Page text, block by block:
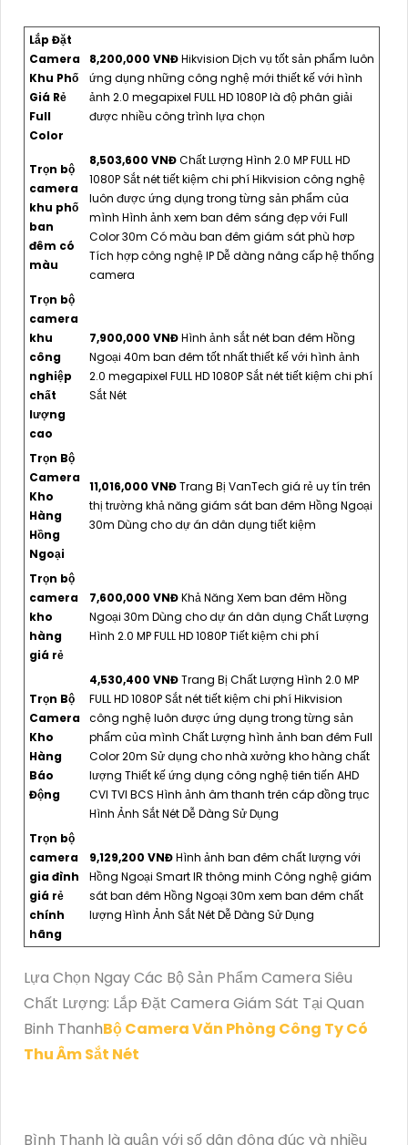
Lắp Đặt
Camera
Khu Phố
Giá Rẻ
Full
Color
8,200,000 VNĐHikvision Dịch vụ tốt sản phẩm luôn
ứng dụng những công nghệ mới thiết kế với hình
ảnh 2.0 megapixel FULL HD 1080P là độ phân giải
được nhiều công trình lựa chọn
Trọn bộ
camera
khu phố
ban
đêm có
màu
8,503,600 VNĐChất Lượng Hình 2.0 MP FULL HD
1080P Sắt nét tiết kiệm chi phí Hikvision công nghệ
luôn được ứng dụng trong từng sản phẩm của
mình Hình ảnh xem ban đêm sáng đẹp với Full
Color 30m Có màu ban đêm giám sát phù hơp
Tích hợp công nghệ IP Dễ dàng nâng cấp hệ thống
camera
Trọn bộ
camera
khu
công
nghiệp
chất
lượng
cao
7,900,000 VNĐHình ảnh sắt nét ban đêm Hồng
Ngoại 40m ban đêm tốt nhất thiết kế với hình ảnh
2.0 megapixel FULL HD 1080P Sắt nét tiết kiệm chi phí
Sắt Nét
Trọn Bộ
Camera
Kho
Hàng
Hồng
Ngoại
11,016,000 VNĐTrang Bị VanTech giá rẻ uy tín trên
thị trường khả năng giám sát ban đêm Hồng Ngoại
30m Dùng cho dự án dân dụng tiết kiệm
Trọn bộ
camera
kho
hàng
giá rẻ
7,600,000 VNĐKhả Năng Xem ban đêm Hồng
Ngoại 30m Dùng cho dự án dân dụng Chất Lượng
Hình 2.0 MP FULL HD 1080P Tiết kiệm chi phí
Trọn Bộ
Camera
Kho
Hàng
Báo
Động
4,530,400 VNĐTrang Bị Chất Lượng Hình 2.0 MP
FULL HD 1080P Sắt nét tiết kiệm chi phí Hikvision
công nghệ luôn được ứng dụng trong từng sản
phẩm của mình Chất Lượng hình ảnh ban đêm Full
Color 20m Sử dụng cho nhà xưởng kho hàng chất
lượng Thiết kế ứng dụng công nghệ tiên tiến AHD
CVI TVI BCS Hình ảnh âm thanh trên cáp đồng trục
Hình Ảnh Sắt Nét Dễ Dàng Sử Dụng
Trọn bộ
camera
gia đình
giá rẻ
chính
hãng
9,129,200 VNĐHình ảnh ban đêm chất lượng với
Hồng Ngoại Smart IR thông minh Công nghệ giám
sát ban đêm Hồng Ngoại 30m xem ban đêm chất
lượng Hình Ảnh Sắt Nét Dễ Dàng Sử Dụng
Lựa Chọn Ngay Các Bộ Sản Phẩm Camera Siêu
Chất Lượng: Lắp Đặt Camera Giám Sát Tại Quan
Binh ThanhBộ Camera Văn Phòng Công Ty Có
Thu Âm Sắt Nét
Bình Thạnh là quận với số dân đông đúc và nhiều